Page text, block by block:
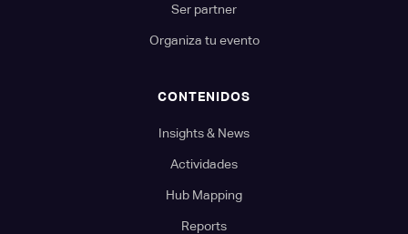
Ser partner
Organiza tu evento
CONTENIDOS
Insights & News
Actividades
Hub Mapping
Reports